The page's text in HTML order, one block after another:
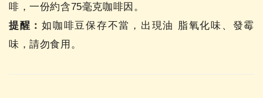
啡，一份約含75毫克咖啡因。
提醒：如咖啡豆保存不當，出現油 脂氧化味、發霉
味，請勿食用。